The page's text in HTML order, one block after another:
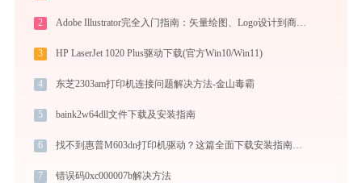
2 Adobe Illustrator完全入门指南：矢量绘图、Logo设计到商业插画的必备工具详解
3 HP LaserJet 1020 Plus驱动下载(官方Win10/Win11)
4 东芝2303am打印机连接问题解决方法-金山毒霸
5 baink2w64dll文件下载及安装指南
6 找不到惠普M603dn打印机驱动？这篇全面下载安装指南帮到你
7 错误码0xc000007b解决方法